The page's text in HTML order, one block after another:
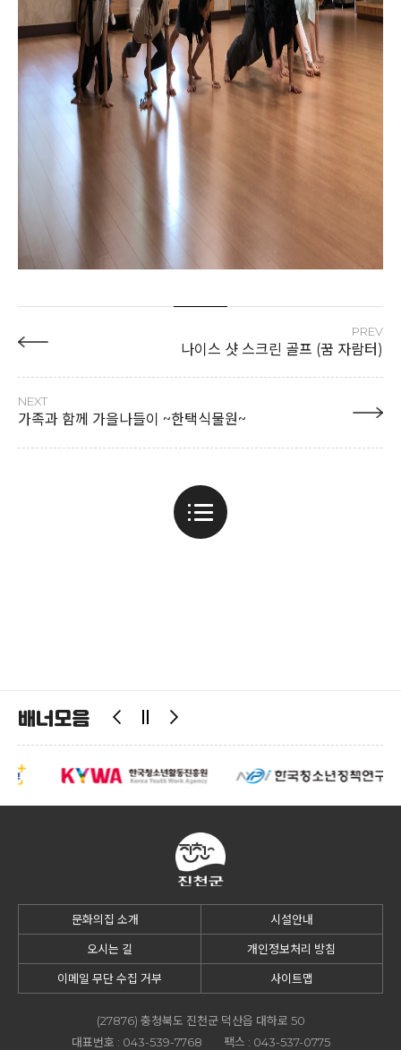
PREV
나이스 샷 스크린 골프 (꿈 자람터)
NEXT
가족과 함께 가을나들이 ~한택식물원~
배너모음
문화의집 소개 시설안내
오시는 길 개인정보처리 방침
이메일 무단 수집 거부 사이트맵
(27876) 충청북도 진천군 덕산읍 대하로 50
대표번호 : 043-539-7768 팩스 : 043-537-0775